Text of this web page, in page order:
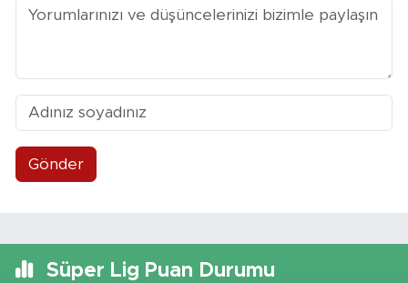
Gönder
Süper Lig Puan Durumu